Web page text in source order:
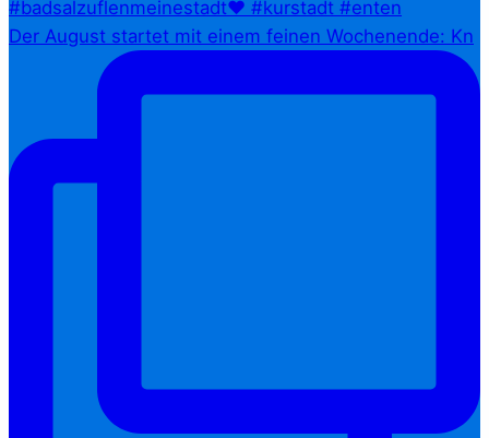
Der August startet mit einem feinen Wochenende: Kn